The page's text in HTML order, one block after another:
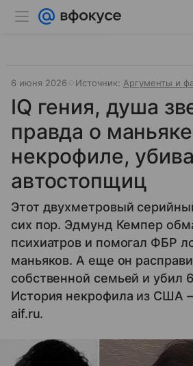
6 июня 2026 Источник: Аргументы и
IQ гения, душа
правда о
некрофиле,
автостопщиц
Этот двухметровый
сих пор. Эдмунд Кемпер
психиатров и помогал ФБР
маньяков. А еще он
собственной семьей и убил
История некрофила из США
aif.ru.